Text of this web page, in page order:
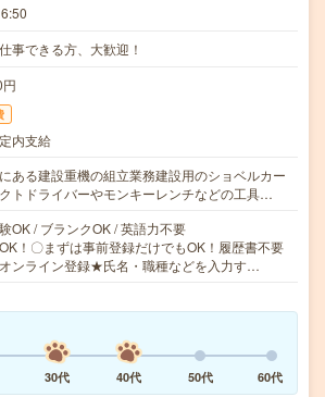
事できる方、大歓迎！
内支給
ある建設重機の組立業務建設用のショベルカー
トドライバーやモンキーレンチなどの工具…
OK / ブランクOK / 英語力不要
！〇まずは事前登録だけでもOK！履歴書不要
ンライン登録★氏名・職種などを入力す…
30代 40代 50代 60代